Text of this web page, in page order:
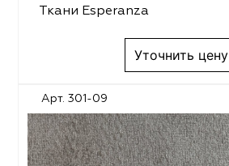
Ткани Esperanza
Уточнить цену
Арт. 301-09